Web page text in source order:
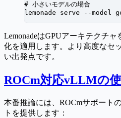
# 小さいモデルの場合
lemonade serve --model
LemonadeはGPUアーキテクチ
化を適用します。より高度なセ
い出発点です。
ROCm対応vLLMの
本番推論には、ROCmサポート
トを提供します：